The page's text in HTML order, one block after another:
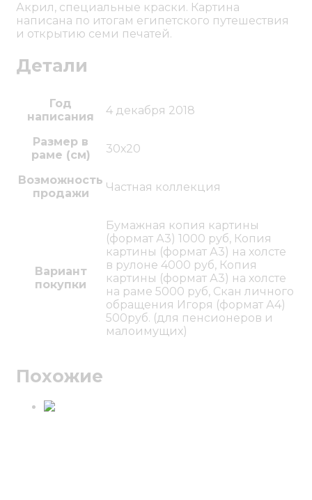
Акрил, специальные краски. Картина
написана по итогам египетского путешествия
и открытию семи печатей.
Детали
Год
написания
4 декабря 2018
Размер в
раме (см)
30х20
Возможность
продажи
Частная коллекция
Вариант
покупки
Бумажная копия картины
(формат А3) 1000 руб, Копия
картины (формат А3) на холсте
в рулоне 4000 руб, Копия
картины (формат А3) на холсте
на раме 5000 руб, Скан личного
обращения Игоря (формат А4)
500руб. (для пенсионеров и
малоимущих)
Похожие